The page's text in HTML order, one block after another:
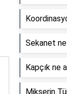
Sekanet
Kapçık ne
Mikserin